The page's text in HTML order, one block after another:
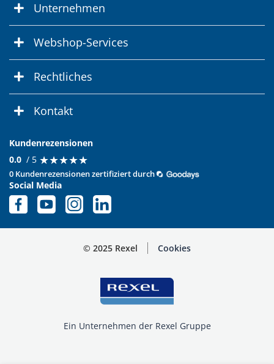
Unternehmen
Webshop-Services
Rechtliches
Kontakt
Kundenrezensionen
0.0 / 5 ★★★★★
★★★★★
0 Kundenrezensionen zertifiziert durch
Social Media
© 2025 Rexel Cookies
Ein Unternehmen der Rexel Gruppe